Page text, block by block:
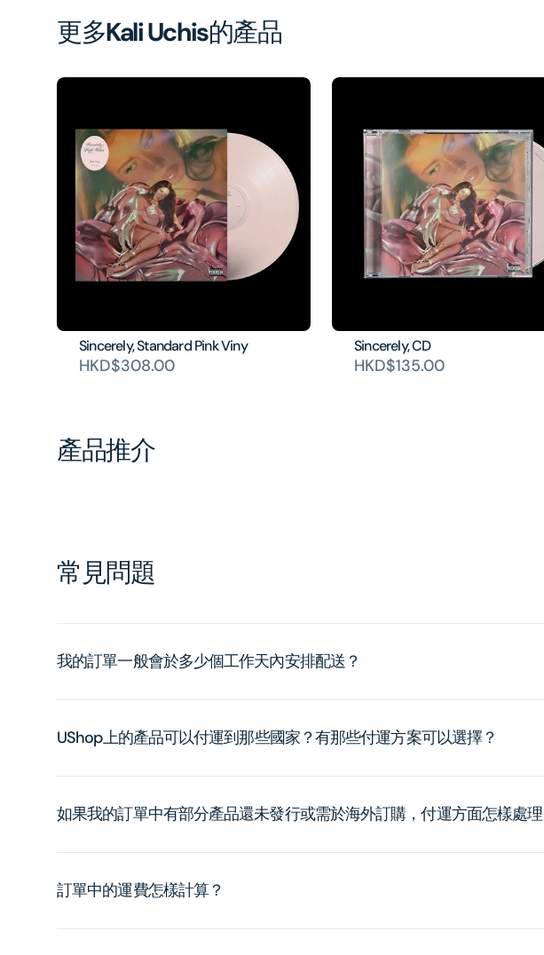
更多Kali Uchis的產品
Sincerely, Standard Pink Viny
HKD$308.00
Sincerely, CD
HKD$135.00
產品推介
常見問題
我的訂單一般會於多少個工作天內安排配送？
UShop上的產品可以付運到那些國家？有那些付運方案可以選擇？
如果我的訂單中有部分產品還未發行或需於海外訂購，付運方面怎樣處理
訂單中的運費怎樣計算？